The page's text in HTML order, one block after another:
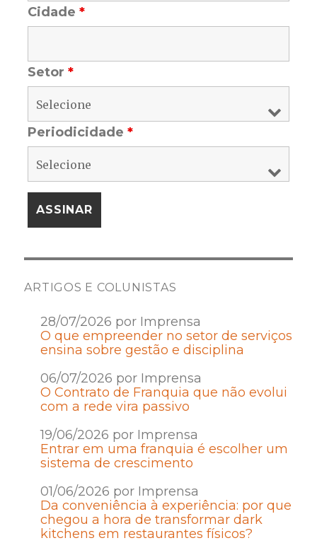
Cidade*
Setor*
Periodicidade*
ARTIGOS E COLUNISTAS
28/07/2026 por Imprensa
O que empreender no setor de serviços
ensina sobre gestão e disciplina
06/07/2026 por Imprensa
O Contrato de Franquia que não evolui
com a rede vira passivo
19/06/2026 por Imprensa
Entrar em uma franquia é escolher um
sistema de crescimento
01/06/2026 por Imprensa
Da conveniência à experiência: por que
chegou a hora de transformar dark
kitchens em restaurantes físicos?